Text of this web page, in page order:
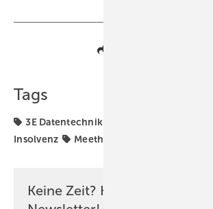
Tags
3E Datentechnik
Insolvenz
Meeth
Keine Zeit? Kein Problem mit